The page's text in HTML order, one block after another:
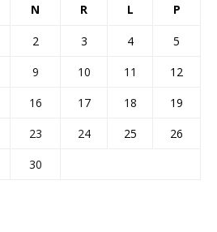
N R L P
2 3 4
5
9 10 11
12
16 17 18
19
23 24 25
26
30